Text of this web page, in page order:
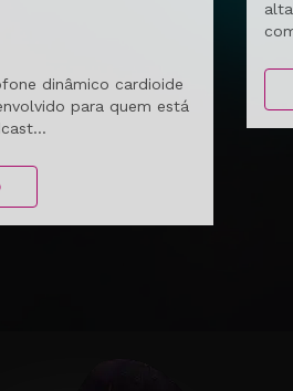
dinâmico cardioide
para quem está